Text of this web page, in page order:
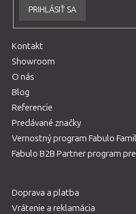
PRIHLÁSIŤ SA
Kontakt
Showroom
O nás
Blog
Referencie
Predávané značky
Vernostný program Fabulo
Fabulo B2B Partner program
Doprava a platba
Vrátenie a reklamácia